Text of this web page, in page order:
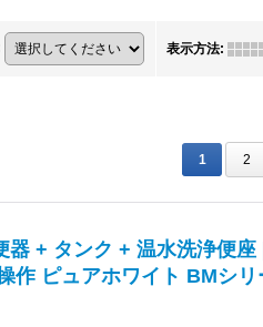
表示方法:
1 2
器 + タンク + 温水洗浄便
作 ピュアホワイト BMシリ